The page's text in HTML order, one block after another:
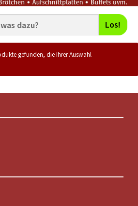
Los!
gefunden, die Ihrer Auswahl